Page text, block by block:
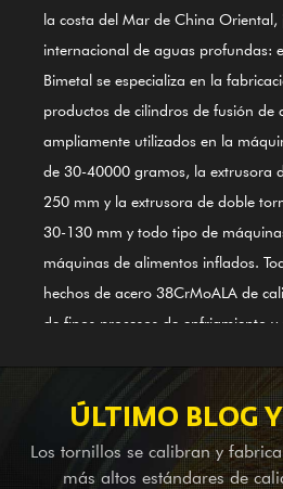
la costa del Mar de China
internacional de aguas profundas:
Bimetal se especializa en la
productos de cilindros de fusión de
ampliamente utilizados en la
de 30-40000 gramos, la extrusora
250 mm y la extrusora de doble
30-130 mm y todo tipo de
máquinas de alimentos inflados.
hechos de acero 38CrMoALA de
de finos procesos de enfriamiento y
de Calidad Internacional
los estándares internacionales. El
aleación a base de níquel GⅡ 113
también es uno de nuestros
ÚLTIMO BLOG
Los tornillos se calibran y
más altos estándares de